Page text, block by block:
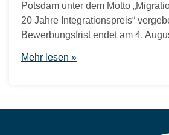
Potsdam unter dem Motto
20 Jahre Integrationspreis“
Bewerbungsfrist endet am 4.
Mehr lesen »